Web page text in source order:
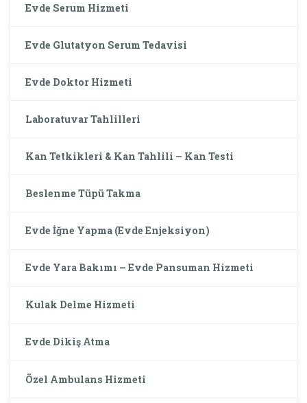
Evde Serum Hizmeti
Evde Glutatyon Serum Tedavisi
Evde Doktor Hizmeti
Laboratuvar Tahlilleri
Kan Tetkikleri & Kan Tahlili – Kan Testi
Beslenme Tüpü Takma
Evde İğne Yapma (Evde Enjeksiyon)
Evde Yara Bakımı – Evde Pansuman Hizmeti
Kulak Delme Hizmeti
Evde Dikiş Atma
Özel Ambulans Hizmeti